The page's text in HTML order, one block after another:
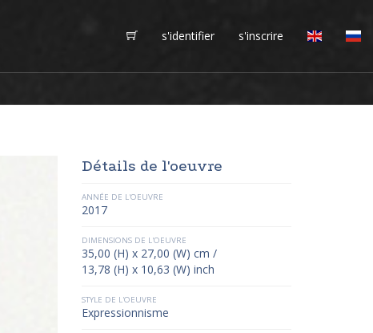
s'identifier s'inscrire
Détails de l'oeuvre
ANNÉE DE L'OEUVRE
2017
DIMENSIONS DE L'OEUVRE
35,00 (H) x 27,00 (W) cm /
13,78 (H) x 10,63 (W) inch
STYLE DE L'OEUVRE
Expressionnisme